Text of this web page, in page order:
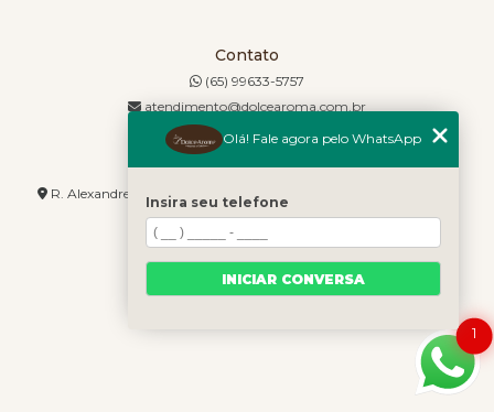
Contato
(65) 99633-5757
atendimento@dolcearoma.com.br
Endereço
R. Alexandre de Barros, 1730 - Jordão - Cuiabá - MT - 78085-636
1
Olá! Fale agora pelo WhatsApp
Insira seu telefone
INICIAR CONVERSA